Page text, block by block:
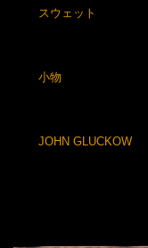
スウェット
小物
JOHN GLUCKOW